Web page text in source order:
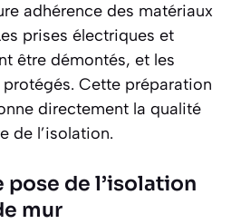
adhérence des matériaux
prises électriques et
être démontés, et les
Cette préparation
directement la qualité
de l’isolation.
pose de l’isolation
mur